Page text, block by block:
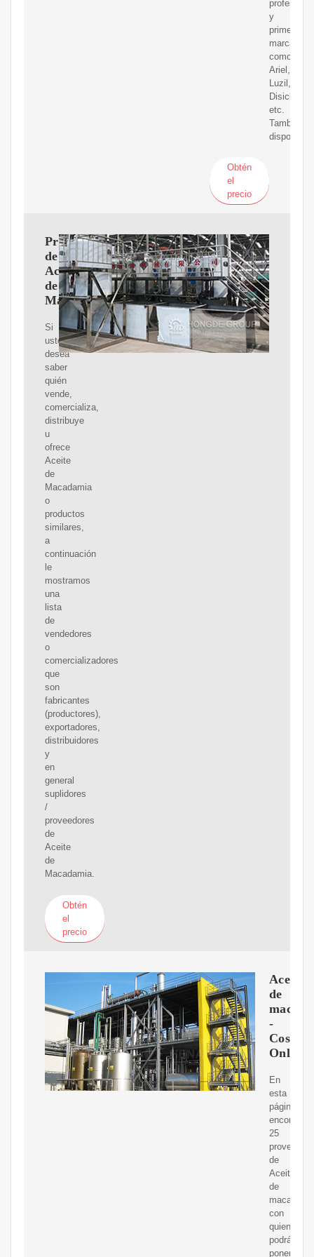
profesional
y
primeras
marcas
como
Ariel,
Luzil,
Disiclin,
etc.
También
Obtén
el
precio
Proveedores
de
Aceite
de
Macadamia
Si
usted
desea
saber
quién
vende,
comercializa,
distribuye
u
ofrece
Aceite
de
Macadamia
o
productos
similares,
a
continuación
le
mostramos
una
lista
de
vendedores
o
comercializadores
que
son
fabricantes
(productores),
exportadores,
distribuidores
y
en
general
suplidores
/
proveedores
de
Aceite
de
Macadamia.
Obtén
el
precio
Aceite
de
-
Cosmos
Online
En
esta
página
25
de
Aceite
de
con
quienes
podrás
ponerte